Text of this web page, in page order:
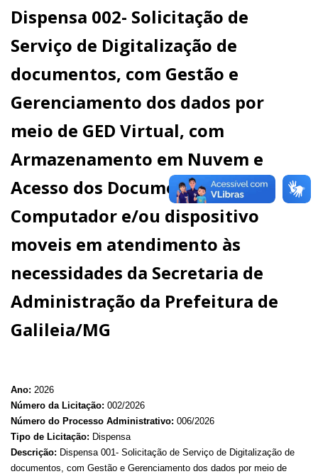
Dispensa 002- Solicitação de
Serviço de Digitalização de
documentos, com Gestão e
Gerenciamento dos dados por
meio de GED Virtual, com
Armazenamento em Nuvem e
Acesso dos Documentos pelo
Computador e/ou dispositivo
moveis em atendimento às
necessidades da Secretaria de
Administração da Prefeitura de
Galileia/MG
Ano: 2026
Número da Licitação: 002/2026
Número do Processo Administrativo: 006/2026
Tipo de Licitação: Dispensa
Descrição: Dispensa 001- Solicitação de Serviço de Digitalização de
documentos, com Gestão e Gerenciamento dos dados por meio de